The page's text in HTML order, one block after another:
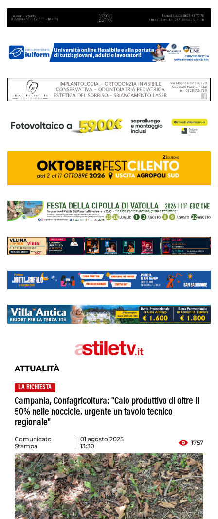
ATTUALITÀ
LA RICHIESTA
Campania, Confagricoltura: "Calo produttivo di oltre il
50% nelle nocciole, urgente un tavolo tecnico
regionale"
Comunicato
Stampa
01 agosto 2025
13:30
1757